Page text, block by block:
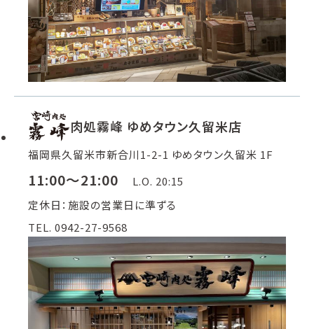
肉処霧峰 ゆめタウン久留米店
福岡県久留米市新合川1-2-1 ゆめタウン久留米 1F
11:00～21:00
L.O. 20:15
定休日：施設の営業日に準ずる
TEL. 0942-27-9568